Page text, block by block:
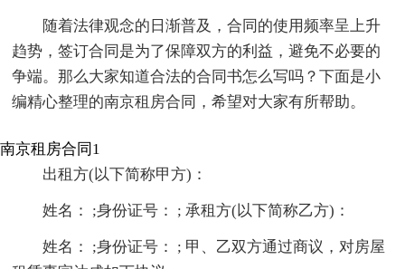
随着法律观念的日渐普及，合同的使用频率呈上升
趋势，签订合同是为了保障双方的利益，避免不必要的
争端。那么大家知道合法的合同书怎么写吗？下面是小
编精心整理的南京租房合同，希望对大家有所帮助。
南京租房合同1
出租方(以下简称甲方)：
姓名： ;身份证号： ; 承租方(以下简称乙方)：
姓名： ;身份证号： ; 甲、乙双方通过商议，对房屋